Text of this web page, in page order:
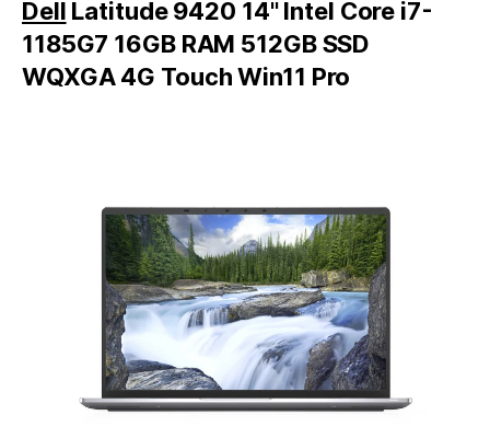
Dell Latitude 9420 14'' Intel Core i7-
1185G7 16GB RAM 512GB SSD
WQXGA 4G Touch Win11 Pro